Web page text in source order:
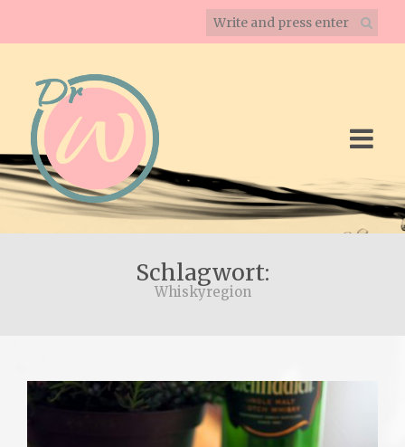
Schlagwort:
Whiskyregion